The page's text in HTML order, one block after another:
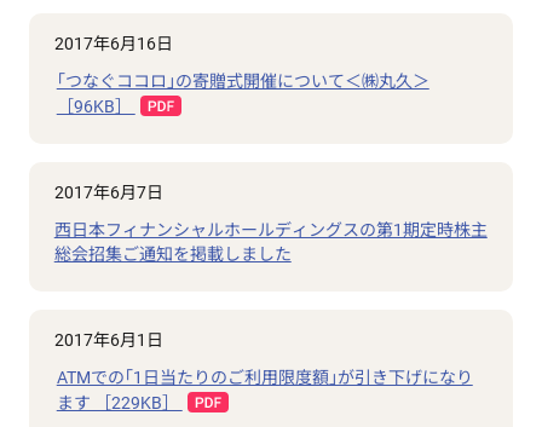
2017年6月16日
｢つなぐココロ｣の寄贈式開催について＜㈱丸久＞
［96KB］
2017年6月7日
西日本フィナンシャルホールディングスの第1期定時株主
総会招集ご通知を掲載しました
2017年6月1日
ATMでの｢1日当たりのご利用限度額｣が引き下げになり
ます ［229KB］